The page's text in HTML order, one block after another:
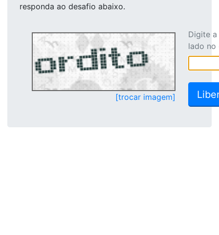
responda ao desafio abaixo.
[trocar imagem]
Digite
lado no